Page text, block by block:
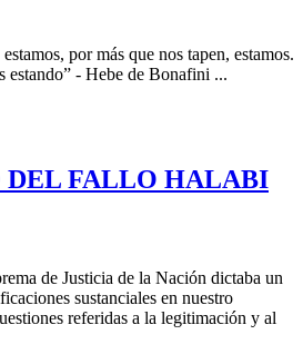
por más que nos tapen, estamos.
estando” - Hebe de Bonafini ...
DEL FALLO HALABI
de Justicia de la Nación dictaba un
sustanciales en nuestro
referidas a la legitimación y al